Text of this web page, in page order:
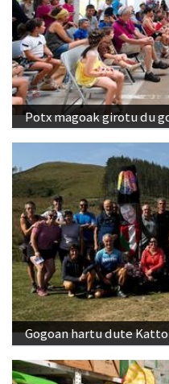
Potx magoak girotu du
Gogoan hartu dute